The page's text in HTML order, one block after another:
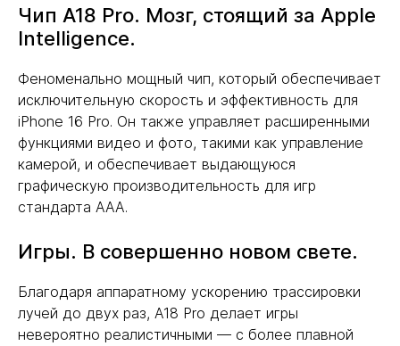
Чип A18 Pro. Мозг, стоящий за Apple
Intelligence.
Феноменально мощный чип, который обеспечивает
исключительную скорость и эффективность для
iPhone 16 Pro. Он также управляет расширенными
функциями видео и фото, такими как управление
камерой, и обеспечивает выдающуюся
графическую производительность для игр
стандарта AAA.
Игры. В совершенно новом свете.
Благодаря аппаратному ускорению трассировки
лучей до двух раз, A18 Pro делает игры
невероятно реалистичными — с более плавной